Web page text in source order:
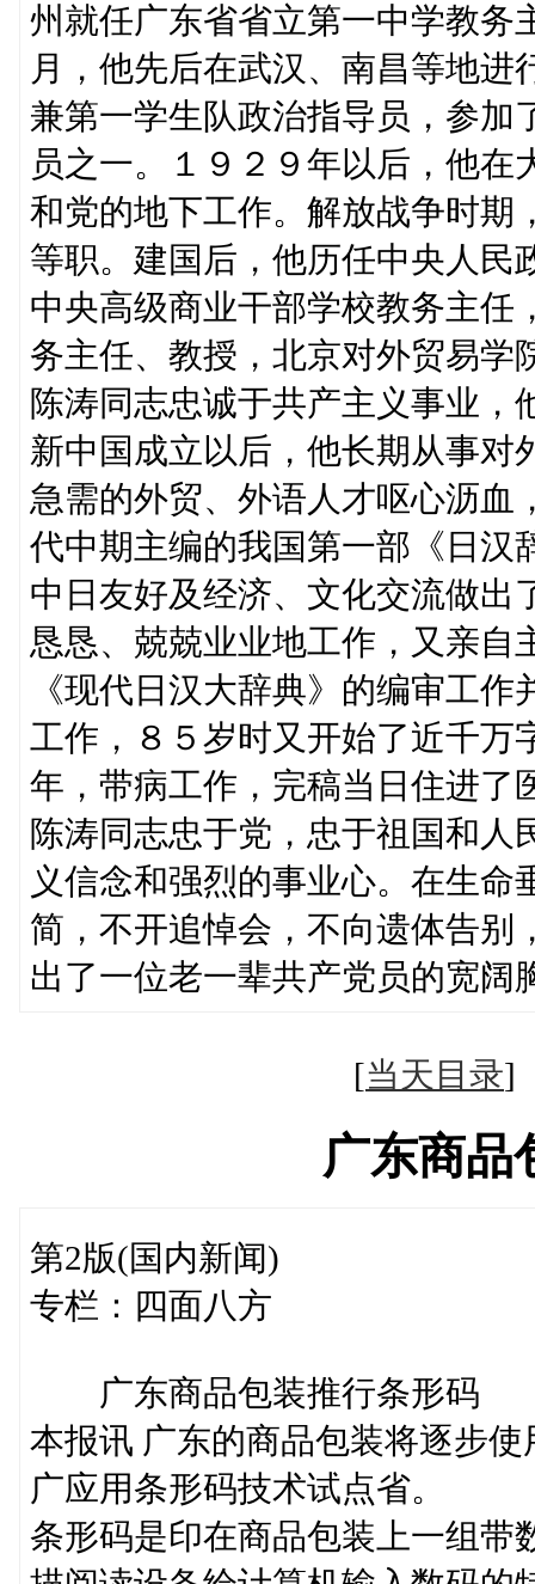
州就任广东省省立第一中学教务
月，他先后在武汉、南昌等地
兼第一学生队政治指导员，参加
员之一。１９２９年以后，他
和党的地下工作。解放战争时期
等职。建国后，他历任中央人民
中央高级商业干部学校教务主任
务主任、教授，北京对外贸易学
陈涛同志忠诚于共产主义事业
新中国成立以后，他长期从事对
急需的外贸、外语人才呕心沥血
代中期主编的我国第一部《日汉
中日友好及经济、文化交流做出
恳恳、兢兢业业地工作，又亲自
《现代日汉大辞典》的编审工
工作，８５岁时又开始了近千万
年，带病工作，完稿当日住进了
陈涛同志忠于党，忠于祖国和
义信念和强烈的事业心。在生
简，不开追悼会，不向遗体告别
出了一位老一辈共产党员的宽阔
[当天目录
广东商品
第2版(国内新闻)
专栏：四面八方
广东商品包装推行条形码
本报讯 广东的商品包装将逐步
广应用条形码技术试点省。
条形码是印在商品包装上一组带